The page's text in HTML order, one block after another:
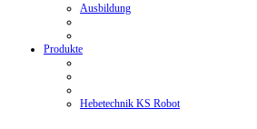
Ausbildung
Produkte
Hebetechnik KS Robot